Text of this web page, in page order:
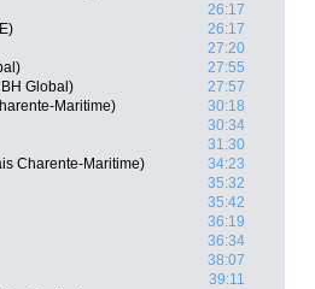
26:17
26:17
27:20
27:55
Global)
27:57
Maritime)
30:18
30:34
31:30
Charente-Maritime)
34:23
35:32
35:42
36:19
36:34
38:07
39:11